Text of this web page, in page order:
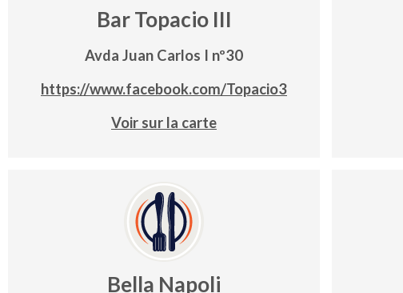
Bar Topacio III
Avda Juan Carlos I nº30
https://www.facebook.com/Topacio3
Voir sur la carte
Bella Napoli